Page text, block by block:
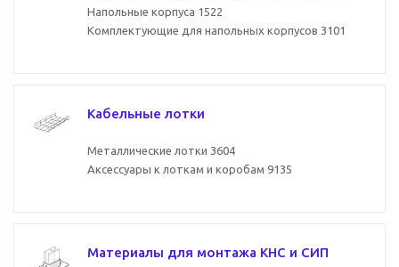
Напольные корпуса 1522
Комплектующие для напольных корпусов 3101
Кабельные лотки
Металлические лотки 3604
Аксессуары к лоткам и коробам 9135
Материалы для монтажа КНС и СИП